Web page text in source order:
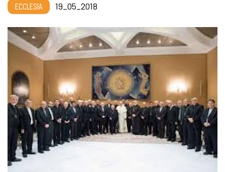
ECCLESIA 19_05_2018